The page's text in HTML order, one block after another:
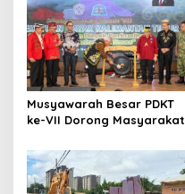
Musyawarah Besar PDKT
ke-VII Dorong Masyarakat
Pembangunan IKN